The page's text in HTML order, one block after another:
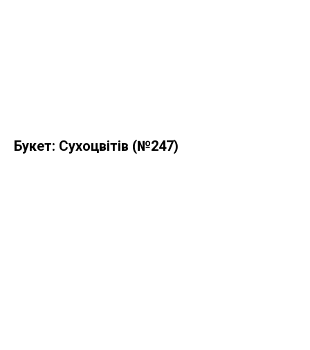
Букет: Сухоцвітів (№247)